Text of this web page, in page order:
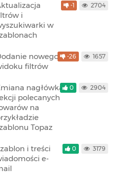
i
w
-1 2704
nowego
filtrów
-26 1657
nagłówka
polecanych
na
Topaz
0 2904
i treści
e-
0 3179